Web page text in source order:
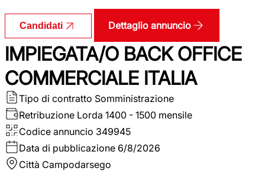
Candidati Dettaglio annuncio
IMPIEGATA/O BACK OFFICE
COMMERCIALE ITALIA
Tipo di contratto Somministrazione
Retribuzione Lorda 1400 - 1500 mensile
Codice annuncio 349945
Data di pubblicazione 6/8/2026
Città Campodarsego